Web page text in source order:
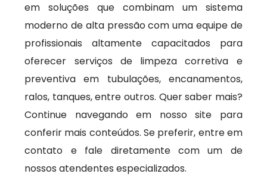
em soluções que combinam um sistema
moderno de alta pressão com uma equipe de
profissionais altamente capacitados para
oferecer serviços de limpeza corretiva e
preventiva em tubulações, encanamentos,
ralos, tanques, entre outros. Quer saber mais?
Continue navegando em nosso site para
conferir mais conteúdos. Se preferir, entre em
contato e fale diretamente com um de
nossos atendentes especializados.